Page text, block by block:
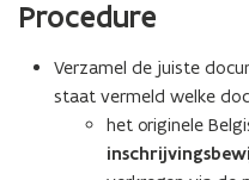
Procedure
Verzamel de juiste
staat vermeld welke
het originele